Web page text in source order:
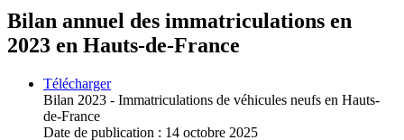
Bilan annuel des immatriculations en
2023 en Hauts-de-France
Télécharger
Bilan 2023 - Immatriculations de véhicules neufs en Hauts-
de-France
Date de publication : 14 octobre 2025